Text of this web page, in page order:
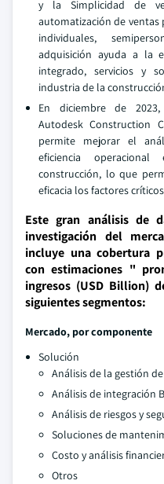
y la Simplicidad de
automatización de ventas
individuales,
adquisición ayuda a la
integrado, servicios y
industria de la
En diciembre de
Autodesk Construction
permite mejorar el
eficiencia
construcción, lo que
eficacia los factores
Este gran análisis de
investigación del
incluye una cobertura
con estimaciones "
ingresos (USD Billion)
siguientes segmentos:
Mercado, por componente
Solución
Análisis de la gestión
Análisis de integración
Análisis de riesgos y
Soluciones de
Costo y análisis
Otros